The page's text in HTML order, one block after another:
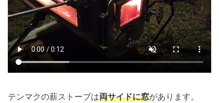
テンマクの薪ストーブは両サイドに窓があります。